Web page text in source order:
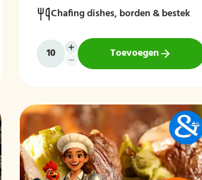
Chafing dishes, borden & bestek
Toevoegen